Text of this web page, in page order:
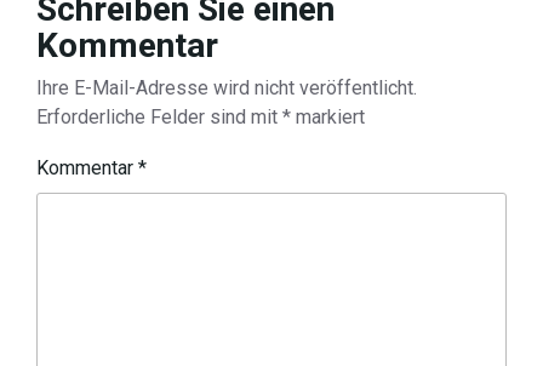
Schreiben Sie einen
Kommentar
Ihre E-Mail-Adresse wird nicht veröffentlicht.
Erforderliche Felder sind mit * markiert
Kommentar *